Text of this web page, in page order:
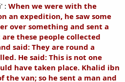
: When we were with the
an expedition, he saw some
over something and sent a
are these people collected
said: They are round a
He said: This is not one
have taken place. Khalid ibn
the van; so he sent a man and